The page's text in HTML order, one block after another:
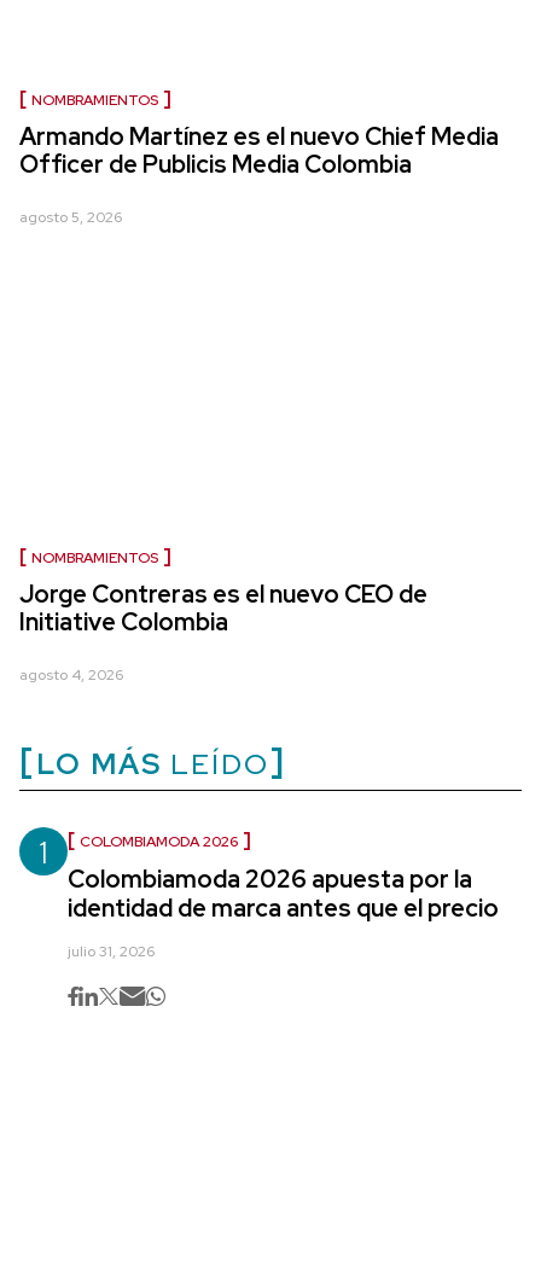
NOMBRAMIENTOS
Armando Martínez es el nuevo Chief Media
Officer de Publicis Media Colombia
agosto 5, 2026
NOMBRAMIENTOS
Jorge Contreras es el nuevo CEO de
Initiative Colombia
agosto 4, 2026
LO MÁS LEÍDO
1 COLOMBIAMODA 2026
Colombiamoda 2026 apuesta por la
identidad de marca antes que el precio
julio 31, 2026